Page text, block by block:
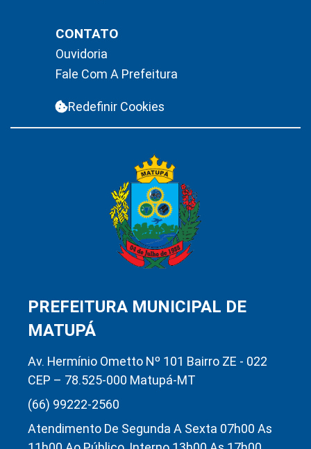
CONTATO
Ouvidoria
Fale Com A Prefeitura
Redefinir Cookies
PREFEITURA MUNICIPAL DE
MATUPÁ
Av. Hermínio Ometto Nº 101 Bairro ZE - 022
CEP – 78.525-000 Matupá-MT
(66) 99222-2560
Atendimento De Segunda A Sexta 07h00 As